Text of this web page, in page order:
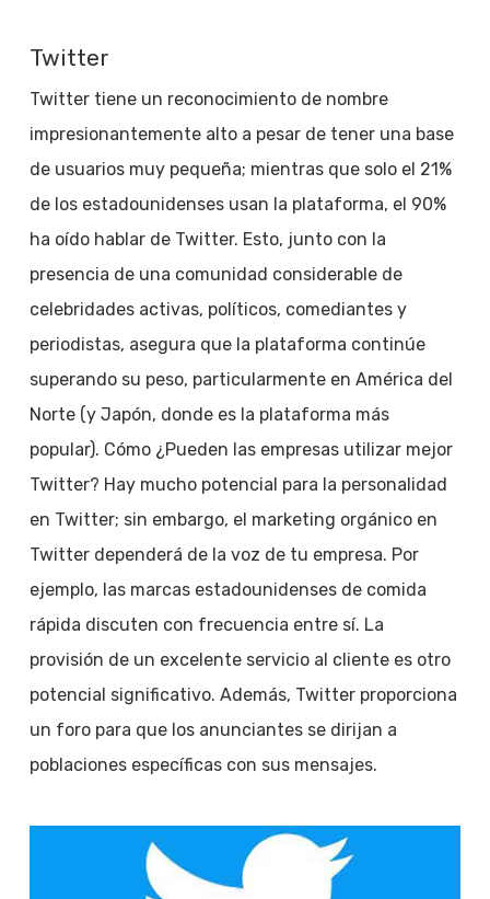
Twitter
Twitter tiene un reconocimiento de nombre
impresionantemente alto a pesar de tener una base
de usuarios muy pequeña; mientras que solo el 21%
de los estadounidenses usan la plataforma, el 90%
ha oído hablar de Twitter. Esto, junto con la
presencia de una comunidad considerable de
celebridades activas, políticos, comediantes y
periodistas, asegura que la plataforma continúe
superando su peso, particularmente en América del
Norte (y Japón, donde es la plataforma más
popular). Cómo ¿Pueden las empresas utilizar mejor
Twitter? Hay mucho potencial para la personalidad
en Twitter; sin embargo, el marketing orgánico en
Twitter dependerá de la voz de tu empresa. Por
ejemplo, las marcas estadounidenses de comida
rápida discuten con frecuencia entre sí. La
provisión de un excelente servicio al cliente es otro
potencial significativo. Además, Twitter proporciona
un foro para que los anunciantes se dirijan a
poblaciones específicas con sus mensajes.